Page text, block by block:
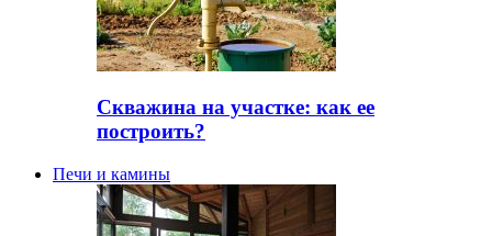
Скважина на участке: как ее
построить?
Печи и камины